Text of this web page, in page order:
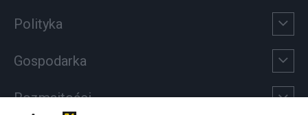
Polityka
Gospodarka
Rozmaitości